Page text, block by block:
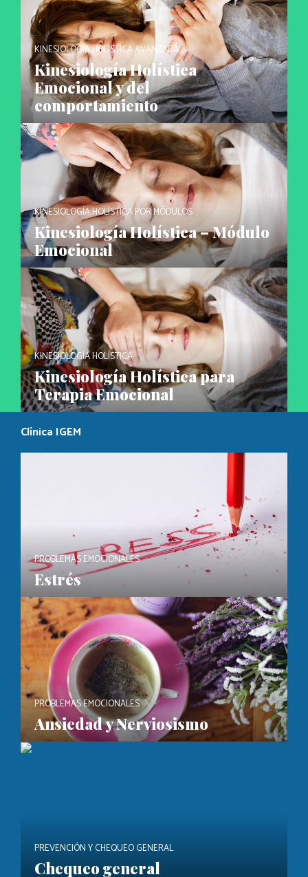
KINESIOLOGÍA HOLÍSTICA AVANZADA
Kinesiología Holística
Emocional y del
comportamiento
KINESIOLOGÍA HOLÍSTICA POR MÓDULOS
Kinesiología Holística – Módulo
Emocional
KINESIOLOGÍA HOLÍSTICA
Kinesiología Holística para
Terapia Emocional
Clínica IGEM
PROBLEMAS EMOCIONALES
Estrés
PROBLEMAS EMOCIONALES
Ansiedad y Nerviosismo
PREVENCIÓN Y CHEQUEO GENERAL
Chequeo general